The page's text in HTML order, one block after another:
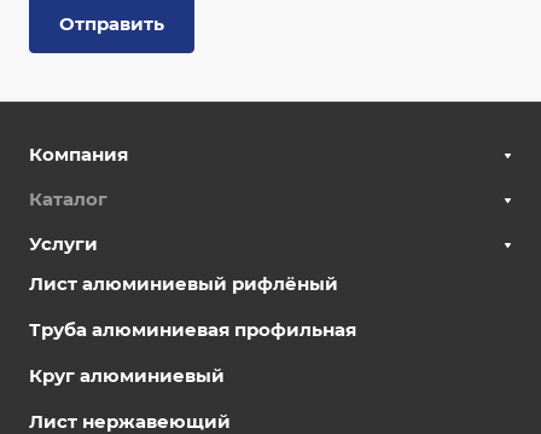
Отправить
Компания
Каталог
Услуги
Лист алюминиевый рифлёный
Труба алюминиевая профильная
Круг алюминиевый
Лист нержавеющий